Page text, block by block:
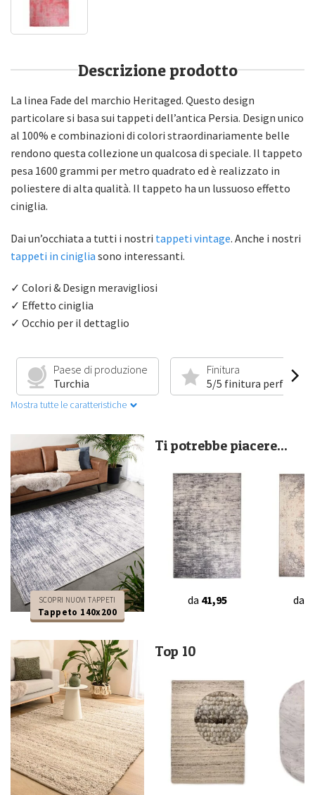
Descrizione prodotto
La linea Fade del marchio Heritaged. Questo design
particolare si basa sui tappeti dell’antica Persia. Design unico
al 100% e combinazioni di colori straordinariamente belle
rendono questa collezione un qualcosa di speciale. Il tappeto
pesa 1600 grammi per metro quadrato ed è realizzato in
poliestere di alta qualità. Il tappeto ha un lussuoso effetto
ciniglia.
Dai un’occhiata a tutti i nostri tappeti vintage. Anche i nostri
tappeti in ciniglia sono interessanti.
✓ Colori & Design meravigliosi
✓ Effetto ciniglia
✓ Occhio per il dettaglio
Paese di produzione
Turchia
Finitura
5/5 finitura perfetta
Mostra tutte le caratteristiche
SCOPRI NUOVI TAPPETI
Tappeto 140x200
Ti potrebbe piacere...
da 41,95 da
Top 10